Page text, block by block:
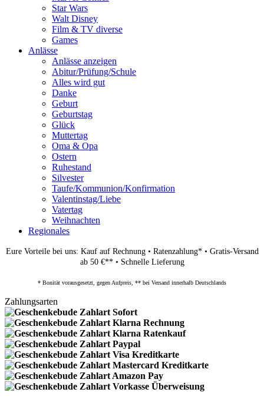
Star Wars
Walt Disney
Film & TV diverse
Games
Anlässe
Anlässe anzeigen
Abitur/Prüfung/Schule
Alles wird gut
Danke
Geburt
Geburtstag
Glück
Muttertag
Oma & Opa
Ostern
Ruhestand
Silvester
Taufe/Kommunion/Konfirmation
Valentinstag/Liebe
Vatertag
Weihnachten
Regionales
Eure Vorteile bei uns: Kauf auf Rechnung • Ratenzahlung* • Gratis-Versand
ab 50 €** • Schnelle Lieferung
* Bonität vorausgesetzt, gegen Aufpreis, ** bei Versand innerhalb Deutschlands
Zahlungsarten